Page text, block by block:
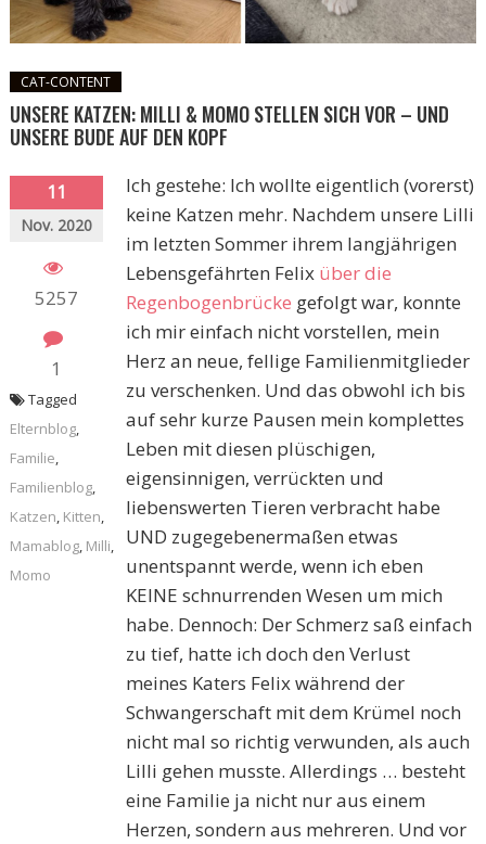
CAT-CONTENT
UNSERE KATZEN: MILLI & MOMO STELLEN SICH VOR – UND
UNSERE BUDE AUF DEN KOPF
11
Nov. 2020
5257
1
Ich gestehe: Ich wollte eigentlich (vorerst)
keine Katzen mehr. Nachdem unsere Lilli
im letzten Sommer ihrem langjährigen
Lebensgefährten Felix über die
Regenbogenbrücke gefolgt war, konnte
ich mir einfach nicht vorstellen, mein
Herz an neue, fellige Familienmitglieder
zu verschenken. Und das obwohl ich bis
auf sehr kurze Pausen mein komplettes
Leben mit diesen plüschigen,
eigensinnigen, verrückten und
liebenswerten Tieren verbracht habe
UND zugegebenermaßen etwas
unentspannt werde, wenn ich eben
KEINE schnurrenden Wesen um mich
habe. Dennoch: Der Schmerz saß einfach
zu tief, hatte ich doch den Verlust
meines Katers Felix während der
Schwangerschaft mit dem Krümel noch
nicht mal so richtig verwunden, als auch
Lilli gehen musste. Allerdings … besteht
eine Familie ja nicht nur aus einem
Herzen, sondern aus mehreren. Und vor
Tagged
Elternblog,
Familie,
Familienblog,
Katzen, Kitten,
Mamablog, Milli,
Momo